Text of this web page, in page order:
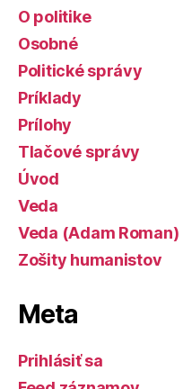
O politike
Osobné
Politické správy
Príklady
Prílohy
Tlačové správy
Úvod
Veda
Veda (Adam Roman)
Zošity humanistov
Meta
Prihlásiť sa